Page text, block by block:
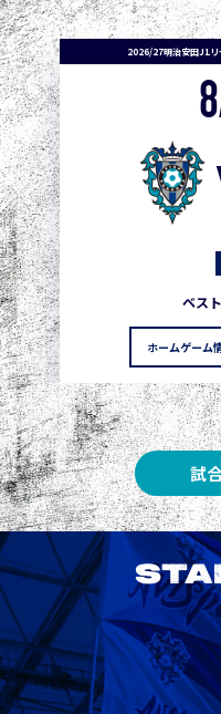
2026/27明治安田J1リ
ベス
ホームゲーム
試